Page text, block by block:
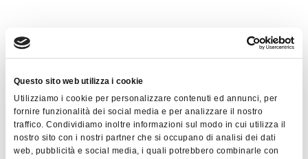
Questo sito web utilizza i cookie
Utilizziamo i cookie per personalizzare contenuti ed annunci, per
fornire funzionalità dei social media e per analizzare il nostro
traffico. Condividiamo inoltre informazioni sul modo in cui utilizza il
nostro sito con i nostri partner che si occupano di analisi dei dati
web, pubblicità e social media, i quali potrebbero combinarle con
Gestione Spedizione
Materiale
Import automaticoda ERP aziendali degli
ordini di vendita per approntamento